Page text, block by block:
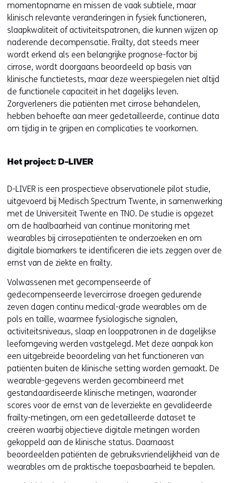
momentopname en missen de vaak subtiele, maar
klinisch relevante veranderingen in fysiek functioneren,
slaapkwaliteit of activiteitspatronen, die kunnen wijzen op
naderende decompensatie. Frailty, dat steeds meer
wordt erkend als een belangrijke prognose-factor bij
cirrose, wordt doorgaans beoordeeld op basis van
klinische functietests, maar deze weerspiegelen niet altijd
de functionele capaciteit in het dagelijks leven.
Zorgverleners die patiënten met cirrose behandelen,
hebben behoefte aan meer gedetailleerde, continue data
om tijdig in te grijpen en complicaties te voorkomen.
Het project: D-LIVER
D-LIVER is een prospectieve observationele pilot studie,
uitgevoerd bij Medisch Spectrum Twente, in samenwerking
met de Universiteit Twente en TNO. De studie is opgezet
om de haalbaarheid van continue monitoring met
wearables bij cirrosepatiënten te onderzoeken en om
digitale biomarkers te identificeren die iets zeggen over de
ernst van de ziekte en frailty.
Volwassenen met gecompenseerde of
gedecompenseerde levercirrose droegen gedurende
zeven dagen continu medical-grade wearables om de
pols en taille, waarmee fysiologische signalen,
activiteitsniveaus, slaap en looppatronen in de dagelijkse
leefomgeving werden vastgelegd. Met deze aanpak kon
een uitgebreide beoordeling van het functioneren van
patiënten buiten de klinische setting worden gemaakt. De
wearable-gegevens werden gecombineerd met
gestandaardiseerde klinische metingen, waaronder
scores voor de ernst van de leverziekte en gevalideerde
frailty-metingen, om een gedetailleerde dataset te
creëren waarbij objectieve digitale metingen worden
gekoppeld aan de klinische status. Daarnaast
beoordeelden patiënten de gebruiksvriendelijkheid van de
wearables om de praktische toepasbaarheid te bepalen.